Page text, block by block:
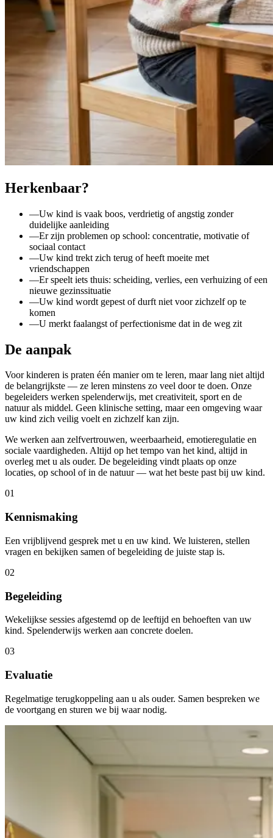
Herkenbaar?
—Uw kind is vaak boos, verdrietig of angstig zonder
duidelijke aanleiding
—Er zijn problemen op school: concentratie, motivatie of
sociaal contact
—Uw kind trekt zich terug of heeft moeite met
vriendschappen
—Er speelt iets thuis: scheiding, verlies, een verhuizing of een
nieuwe gezinssituatie
—Uw kind wordt gepest of durft niet voor zichzelf op te
komen
—U merkt faalangst of perfectionisme dat in de weg zit
De aanpak
Voor kinderen is praten één manier om te leren, maar lang niet altijd
de belangrijkste — ze leren minstens zo veel door te doen. Onze
begeleiders werken spelenderwijs, met creativiteit, sport en de
natuur als middel. Geen klinische setting, maar een omgeving waar
uw kind zich veilig voelt en zichzelf kan zijn.
We werken aan zelfvertrouwen, weerbaarheid, emotieregulatie en
sociale vaardigheden. Altijd op het tempo van het kind, altijd in
overleg met u als ouder. De begeleiding vindt plaats op onze
locaties, op school of in de natuur — wat het beste past bij uw kind.
01
Kennismaking
Een vrijblijvend gesprek met u en uw kind. We luisteren, stellen
vragen en bekijken samen of begeleiding de juiste stap is.
02
Begeleiding
Wekelijkse sessies afgestemd op de leeftijd en behoeften van uw
kind. Spelenderwijs werken aan concrete doelen.
03
Evaluatie
Regelmatige terugkoppeling aan u als ouder. Samen bespreken we
de voortgang en sturen we bij waar nodig.